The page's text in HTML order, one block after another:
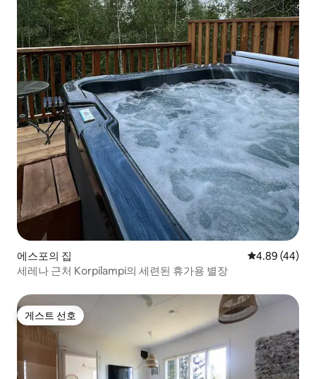
에스포의 집 평점 4.89점(5
4.89 (44)
세레나 근처 Korpilampi의 세련된 휴가용 별장
게스트 선호
게스트 선호